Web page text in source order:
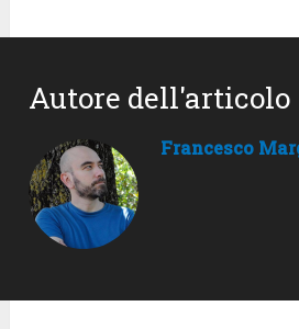
Autore dell'articolo
Francesco